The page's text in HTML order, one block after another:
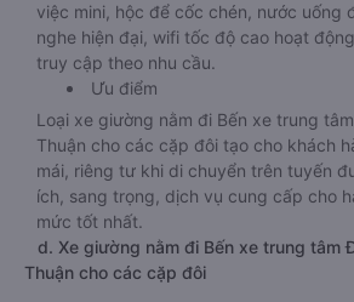
việc mini, hộc để cốc chén, nước uống
nghe hiện đại, wifi tốc độ cao hoạt
truy cập theo nhu cầu.
Ưu điểm
Loại xe giường nằm đi Bến xe trung
Thuận cho các cặp đôi tạo cho khách
mái, riêng tư khi di chuyển trên tuyến
ích, sang trọng, dịch vụ cung cấp cho
mức tốt nhất.
d. Xe giường nằm đi Bến xe trung tâm
Thuận cho các cặp đôi